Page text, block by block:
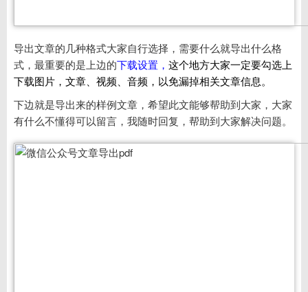
导出文章的几种格式大家自行选择，需要什么就导出什么格
式，最重要的是上边的下载设置， 这个地方大家一定要勾选上
下载图片，文章、视频、音频，以免漏掉相关文章信息。
下边就是导出来的样例文章，希望此文能够帮助到大家，大家
有什么不懂得可以留言，我随时回复，帮助到大家解决问题。